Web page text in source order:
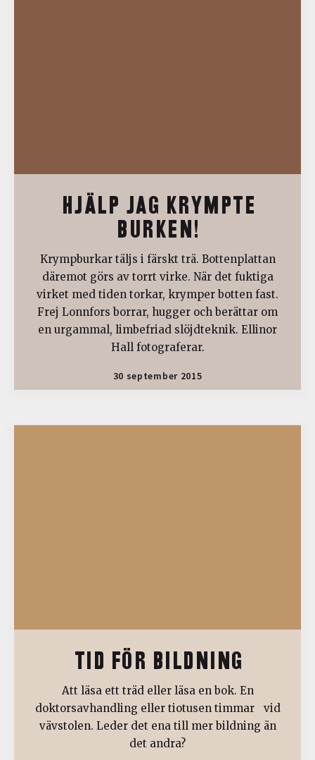
HJÄLP JAG KRYMPTE
BURKEN!
Krympburkar täljs i färskt trä. Bottenplattan
däremot görs av torrt virke. När det fuktiga
virket med tiden torkar, krymper botten fast.
Frej Lonnfors borrar, hugger och berättar om
en urgammal, limbefriad slöjdteknik. Ellinor
Hall fotograferar.
30 september 2015
TID FÖR BILDNING
Att läsa ett träd eller läsa en bok. En
doktorsavhandling eller tiotusen timmar vid
vävstolen. Leder det ena till mer bildning än
det andra?